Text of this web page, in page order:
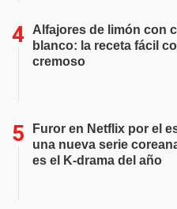
Alfajores de limón con
blanco: la receta fácil
cremoso
Furor en Netflix por el
una nueva serie
es el K-drama del año